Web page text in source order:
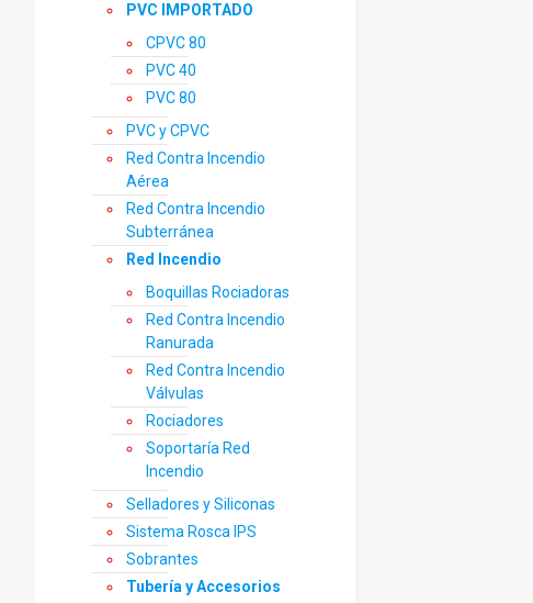
PVC IMPORTADO
CPVC 80
PVC 40
PVC 80
PVC y CPVC
Red Contra Incendio
Aérea
Red Contra Incendio
Subterránea
Red Incendio
Boquillas Rociadoras
Red Contra Incendio
Ranurada
Red Contra Incendio
Válvulas
Rociadores
Soportaría Red
Incendio
Selladores y Siliconas
Sistema Rosca IPS
Sobrantes
Tubería y Accesorios